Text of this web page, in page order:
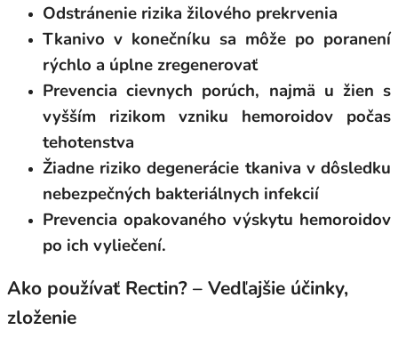
Odstránenie rizika žilového prekrvenia
Tkanivo v konečníku sa môže po poranení
rýchlo a úplne zregenerovať
Prevencia cievnych porúch, najmä u žien s
vyšším rizikom vzniku hemoroidov počas
tehotenstva
Žiadne riziko degenerácie tkaniva v dôsledku
nebezpečných bakteriálnych infekcií
Prevencia opakovaného výskytu hemoroidov
po ich vyliečení.
Ako používať Rectin? – Vedľajšie účinky,
zloženie